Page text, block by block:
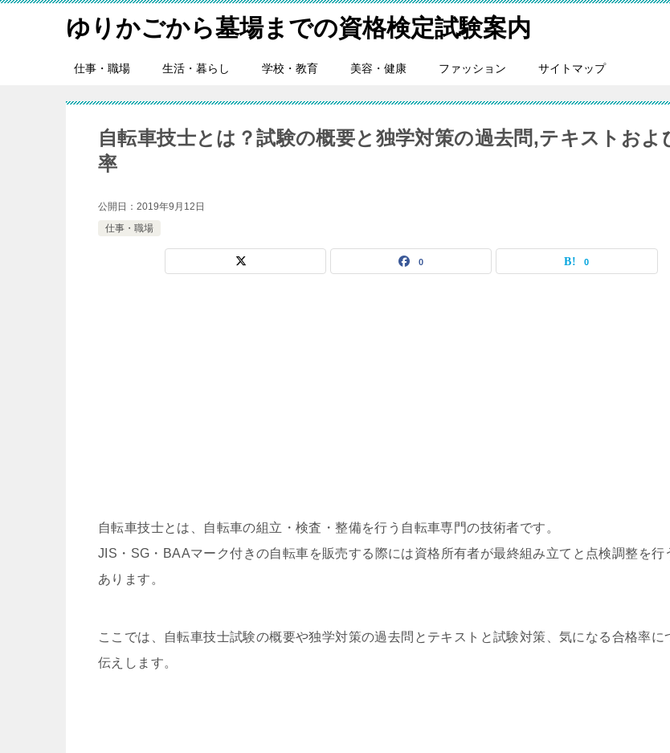
ゆりかごから墓場までの資格検定試験案内
仕事・職場 生活・暮らし 学校・教育 美容・健康 ファッション サイトマップ
自転車技士とは？試験の概要と独学対策の過去問,テキストおよ
率
公開日： 2019年9月12日
仕事・職場
0 0
自転車技士とは、自転車の組立・検査・整備を行う自転車専門の技術者です。
JIS・SG・BAAマーク付きの自転車を販売する際には資格所有者が最終組み立てと点検調整を行
あります。
ここでは、自転車技士試験の概要や独学対策の過去問とテキストと試験対策、気になる合格率に
伝えします。